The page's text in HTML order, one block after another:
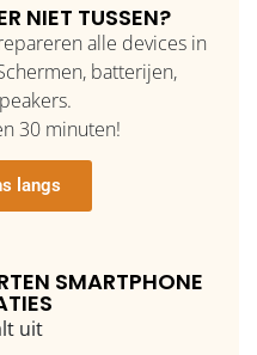
NIET TUSSEN?
alle devices in
batterijen,
30 minuten!
langs
SMARTPHONE
uit